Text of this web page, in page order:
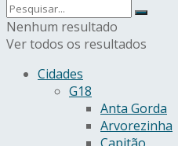
Nenhum resultado
Ver todos os resultados
Cidades
G18
Anta Gorda
Arvorezinha